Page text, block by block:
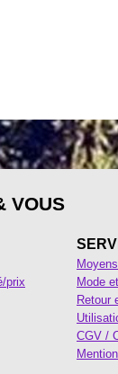
VOUS
prix
Mode
Retour
CGV /